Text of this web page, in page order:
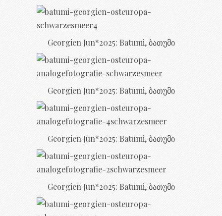
Georgien Jun*2025: Batumi, ბათუმი
Georgien Jun*2025: Batumi, ბათუმი
Georgien Jun*2025: Batumi, ბათუმი
Georgien Jun*2025: Batumi, ბათუმი